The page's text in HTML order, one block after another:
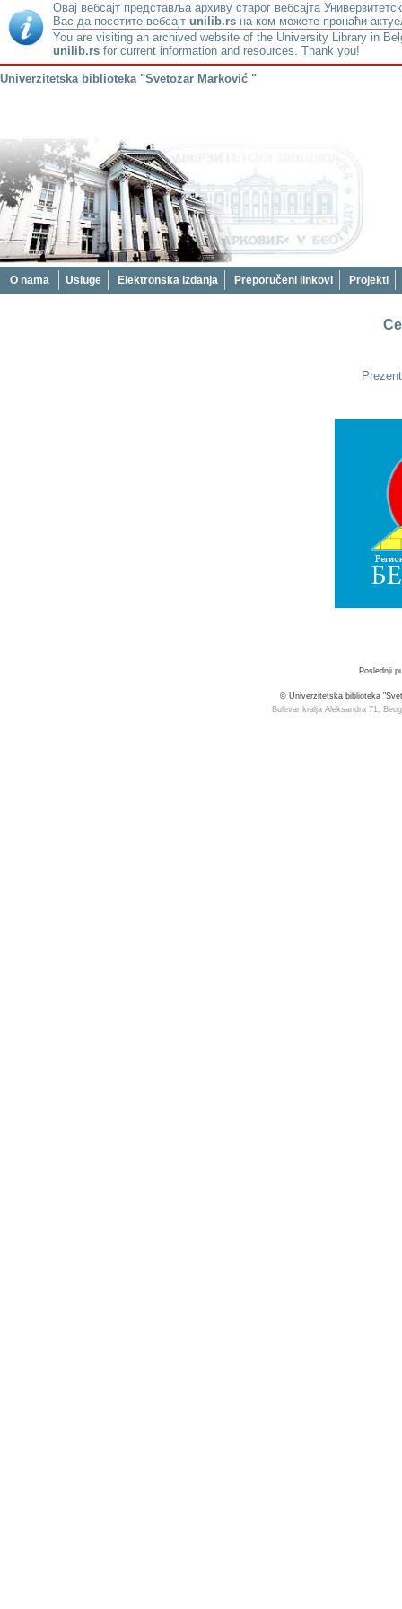
Овај вебсајт представља архиву старог вебсајта
Вас да посетите вебсајт unilib.rs на ком можете пронаћи
You are visiting an archived website of the University Library in
unilib.rs for current information and resources. Thank you!
Univerzitetska biblioteka "Svetozar Marković "
O nama Usluge Elektronska izdanja Preporučeni linkovi Projekti
Poslednji
© Univerzitetska biblioteka
Bulevar kralja Aleksandra 71,